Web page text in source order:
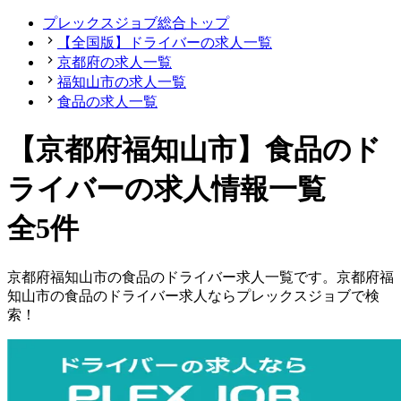
プレックスジョブ総合トップ
【全国版】ドライバーの求人一覧
京都府の求人一覧
福知山市の求人一覧
食品の求人一覧
【京都府福知山市】食品のド
ライバーの求人情報一覧
全5件
京都府福知山市の食品の ドライバー求人一覧です。 京都府福
知山市の食品の ドライバー求人ならプレックスジョブで検
索！